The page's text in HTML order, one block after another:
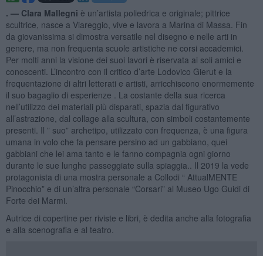
. — Clara Mallegni è un’artista poliedrica e originale; pittrice
scultrice, nasce a Viareggio, vive e lavora a Marina di Massa. Fin
da giovanissima si dimostra versatile nel disegno e nelle arti in
genere, ma non frequenta scuole artistiche ne corsi accademici.
Per molti anni la visione dei suoi lavori è riservata ai soli amici e
conoscenti. L’incontro con il critico d’arte Lodovico Gierut e la
frequentazione di altri letterati e artisti, arricchiscono enormemente
il suo bagaglio di esperienze . La costante della sua ricerca
nell’utilizzo dei materiali più disparati, spazia dal figurativo
all’astrazione, dal collage alla scultura, con simboli costantemente
presenti. Il ” suo” archetipo, utilizzato con frequenza, è una figura
umana in volo che fa pensare persino ad un gabbiano, quei
gabbiani che lei ama tanto e le fanno compagnia ogni giorno
durante le sue lunghe passeggiate sulla spiaggia.. Il 2019 la vede
protagonista di una mostra personale a Collodi “ AttualMENTE
Pinocchio” e di un’altra personale “Corsari” al Museo Ugo Guidi di
Forte dei Marmi.
Autrice di copertine per riviste e libri, è dedita anche alla fotografia
e alla scenografia e al teatro.